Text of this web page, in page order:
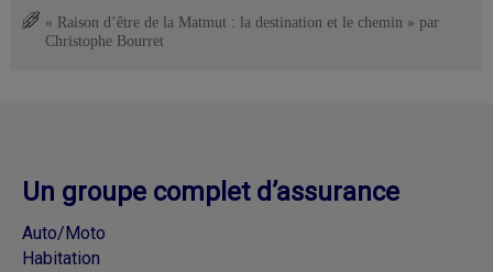
« Raison d’être de la Matmut : la destination et le chemin » par
Christophe Bourret
Un groupe complet d’assurance
Auto/Moto
Habitation